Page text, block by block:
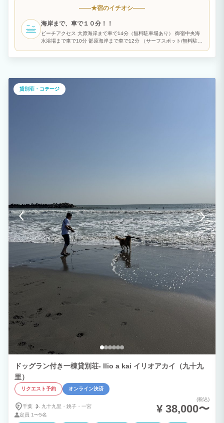
いすみ市は、自然豊かで伊勢海老に代表される海鮮や都内のシェフが買い求める新鮮な
グで８年連続第一位の場所です。 また、MALAMA MONSTERAのある大原台は、とて
も静かな別荘地であり、都会の喧騒から離れて、リラックスできる場所です。 観葉
植物に囲まれたお部屋でお庭を眺めながら、鳥のさえずりを聞きながら、ゆったりとし
た時間をお過ごしください。 ☆いすみ市の食材を使った創作和懐石”とく竹”とのコラ
さい。 チェックインの際に鍵を直接お渡しさせていただきますので、安心してお越
しください。 皆様のお越しを心よりお待ちしております。 ＜名前の由来＞
MALAMA MONSTERAのMALANA（マラマ）、とは「思いやりの心」を意味するハワ
★宿のイチオシ
海岸まで、車で１０分！！
ビーチアクセス 大原海岸まで車で14分（無料駐車場あり） 御宿中央海
水浴場まで車で10分 部原海岸まで車で12分 （サーフスポット/無料駐車
貸別荘・コテージ
ドッグラン付き一棟貸別荘- Ilio a kai イリオアカイ（九十九
里）
リクエスト予約 オンライン決済
千葉 九十九里・ 銚子・ 一宮
定員 1〜5名
(税込)
¥ 38,000〜